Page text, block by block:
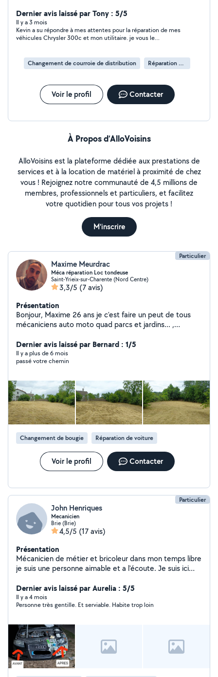
Dernier avis laissé par Tony : 5/5
Il y a 3 mois
Kevin a su répondre à mes attentes pour la réparation de mes
véhicules Chrysler 300c et mon utilitaire. je vous le
Changement de courroie de distribution
Réparation de voiture
Voir le profil Contacter
À Propos d’AlloVoisins
AlloVoisins est la plateforme dédiée aux prestations de
services et à la location de matériel à proximité de chez
vous ! Rejoignez notre communauté de 4,5 millions de
membres, professionnels et particuliers, et facilitez
votre quotidien pour tous vos projets !
M'inscrire
Particulier
Maxime Meurdrac
Méca réparation Loc tondeuse
Saint-Yrieix-sur-Charente (Nord Centre)
3,3/5 (7 avis)
Présentation
Bonjour, Maxime 26 ans je c'est faire un peut de tous
mécaniciens auto moto quad parcs et jardins... ,
transport en commun tonte débroussaillage bricolage
en tous genres ne pas hésiter à me contacter Tonte
Débroussaillage Location de matériel Dépannage a
Dernier avis laissé par Bernard : 1/5
Il y a plus de 6 mois
passé votre chemin
Changement de bougie Réparation de voiture
Voir le profil Contacter
Particulier
John Henriques
Mecanicien
Brie (Brie)
4,5/5 (17 avis)
Présentation
Mécanicien de métier et bricoleur dans mon temps libre
je suis une personne aimable et a l'écoute. Je suis ici
Dernier avis laissé par Aurelia : 5/5
Il y a 4 mois
Personne très gentille. Et serviable. Habite trop loin